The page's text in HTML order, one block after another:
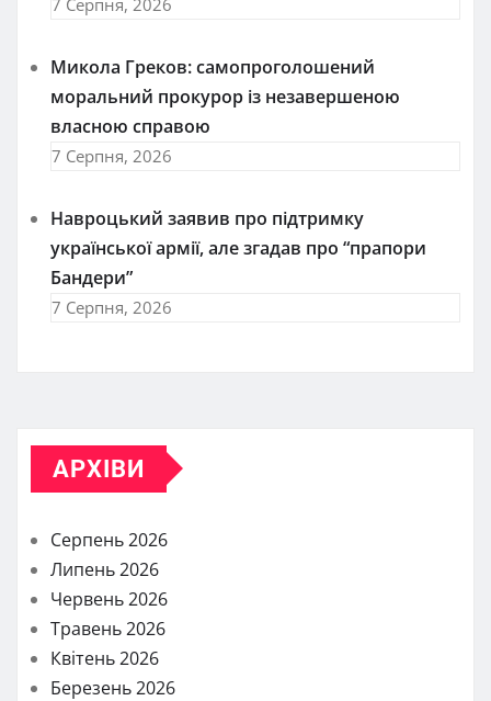
Микола Греков: самопроголошений
моральний прокурор із незавершеною
власною справою
7 Серпня, 2026
Навроцький заявив про підтримку
української армії, але згадав про “прапори
Бандери”
7 Серпня, 2026
АРХІВИ
Серпень 2026
Липень 2026
Червень 2026
Травень 2026
Квітень 2026
Березень 2026